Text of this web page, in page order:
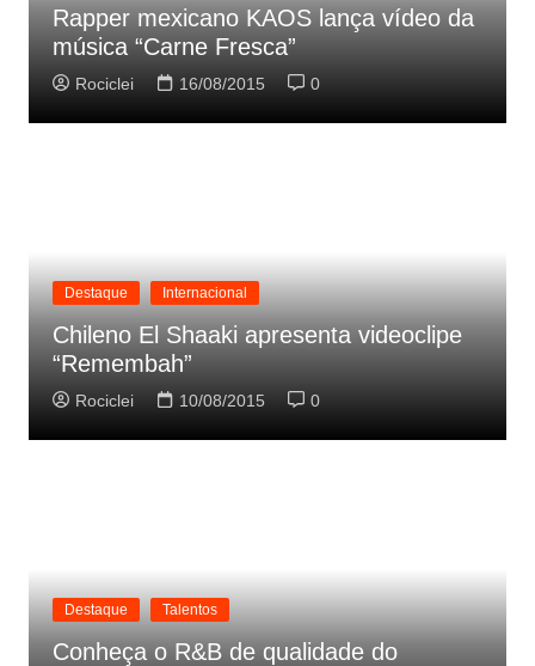
Rapper mexicano KAOS lança vídeo da
música “Carne Fresca”
Rociclei 16/08/2015 0
Destaque Internacional
Chileno El Shaaki apresenta videoclipe
“Remembah”
Rociclei 10/08/2015 0
Destaque Talentos
Conheça o R&B de qualidade do